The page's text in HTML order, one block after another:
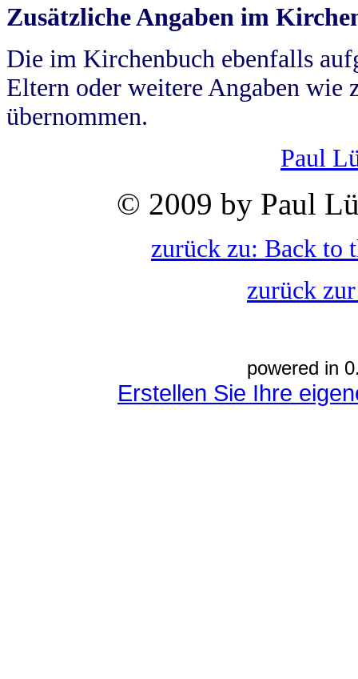
Zusätzliche Angaben im
Die im Kirchenbuch ebenfalls
Eltern oder weitere Angaben wie
übernommen.
Paul
© 2009 by Paul
zurück zu: Back to
zurück
powered in
Erstellen Sie Ihre